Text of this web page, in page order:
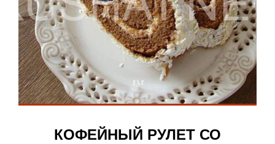
КОФЕЙНЫЙ РУЛЕТ СО